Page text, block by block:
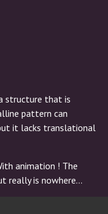
structure that is
pattern can
it lacks translational
animation ! The
really is nowhere...